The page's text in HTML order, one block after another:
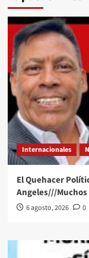
Internacionales
El Quehacer
Angeles///
6 agosto, 2026 0